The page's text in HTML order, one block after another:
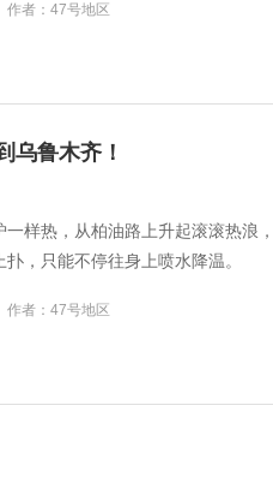
作者：47号地区
乌鲁木齐！
一样热，从柏油路上升起滚滚热浪
，只能不停往身上喷水降温。
作者：47号地区